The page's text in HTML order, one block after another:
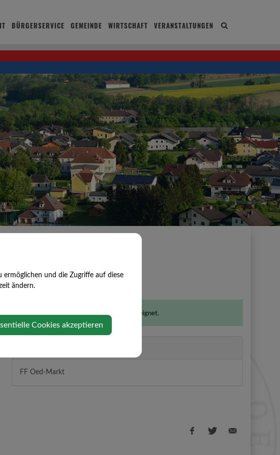
Site
BÜRGERSERVICE GEMEINDE WIRTSCHAFT VERANSTALTUNGEN
Diese Veranstaltung ist für Kinder geeignet.
FF Oed-Markt
und die Zugriffe auf diese
ändern.
Cookies akzeptieren